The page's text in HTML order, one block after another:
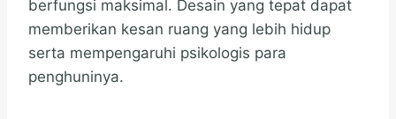
berfungsi maksimal. Desain yang tepat dapat
memberikan kesan ruang yang lebih hidup
serta mempengaruhi psikologis para
penghuninya.